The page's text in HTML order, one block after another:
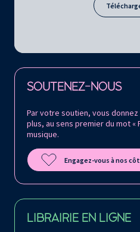
SOUTENEZ-NOUS
Par votre soutien, vous
plus, au sens premier du mot «
musique.
Engagez-vous à nos
LIBRAIRIE EN LIGNE
Retrouvez la Philharmonie de Paris